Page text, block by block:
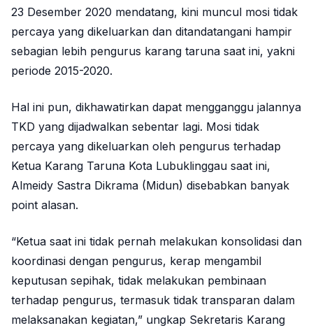
23 Desember 2020 mendatang, kini muncul mosi tidak
percaya yang dikeluarkan dan ditandatangani hampir
sebagian lebih pengurus karang taruna saat ini, yakni
periode 2015-2020.
Hal ini pun, dikhawatirkan dapat mengganggu jalannya
TKD yang dijadwalkan sebentar lagi. Mosi tidak
percaya yang dikeluarkan oleh pengurus terhadap
Ketua Karang Taruna Kota Lubuklinggau saat ini,
Almeidy Sastra Dikrama (Midun) disebabkan banyak
point alasan.
“Ketua saat ini tidak pernah melakukan konsolidasi dan
koordinasi dengan pengurus, kerap mengambil
keputusan sepihak, tidak melakukan pembinaan
terhadap pengurus, termasuk tidak transparan dalam
melaksanakan kegiatan,” ungkap Sekretaris Karang